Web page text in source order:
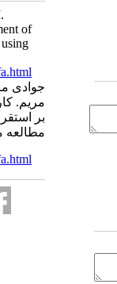
of
جوادی
مریم.
بر
مطالعه ملی.